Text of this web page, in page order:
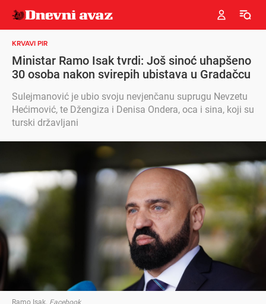
KRVAVI PIR
Ministar Ramo Isak tvrdi: Još sinoć uhapšeno
30 osoba nakon svirepih ubistava u Gradačcu
Sulejmanović je ubio svoju nevjenčanu suprugu Nevzetu
Hećimović, te Džengiza i Denisa Ondera, oca i sina, koji su
turski državljani
Ramo Isak. Facebook